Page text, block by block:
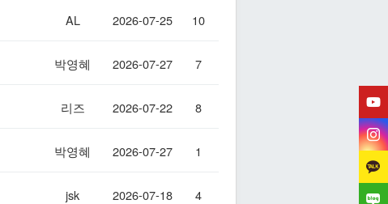
AL 2026-07-25 10
박영혜 2026-07-27 7
리즈 2026-07-22 8
박영혜 2026-07-27 1
jsk 2026-07-18 4